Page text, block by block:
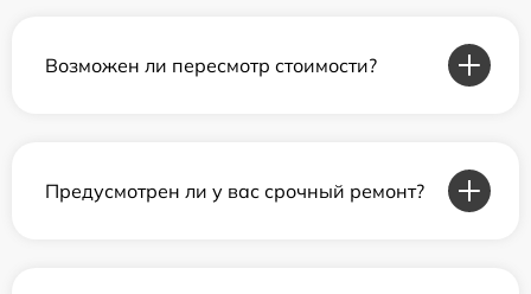
Возможен ли пересмотр стоимости?
Предусмотрен ли у вас срочный ремонт?